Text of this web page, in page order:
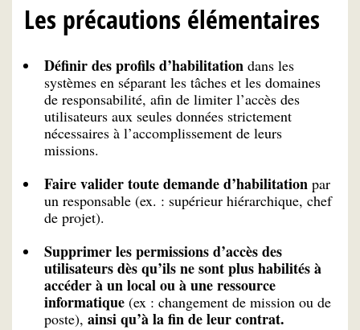
Les précautions élémentaires
Définir des profils d’habilitation dans les
systèmes en séparant les tâches et les domaines
de responsabilité, afin de limiter l’accès des
utilisateurs aux seules données strictement
nécessaires à l’accomplissement de leurs
missions.
Faire valider toute demande d’habilitation par
un responsable (ex. : supérieur hiérarchique, chef
de projet).
Supprimer les permissions d’accès des
utilisateurs dès qu’ils ne sont plus habilités à
accéder à un local ou à une ressource
informatique (ex : changement de mission ou de
poste), ainsi qu’à la fin de leur contrat.